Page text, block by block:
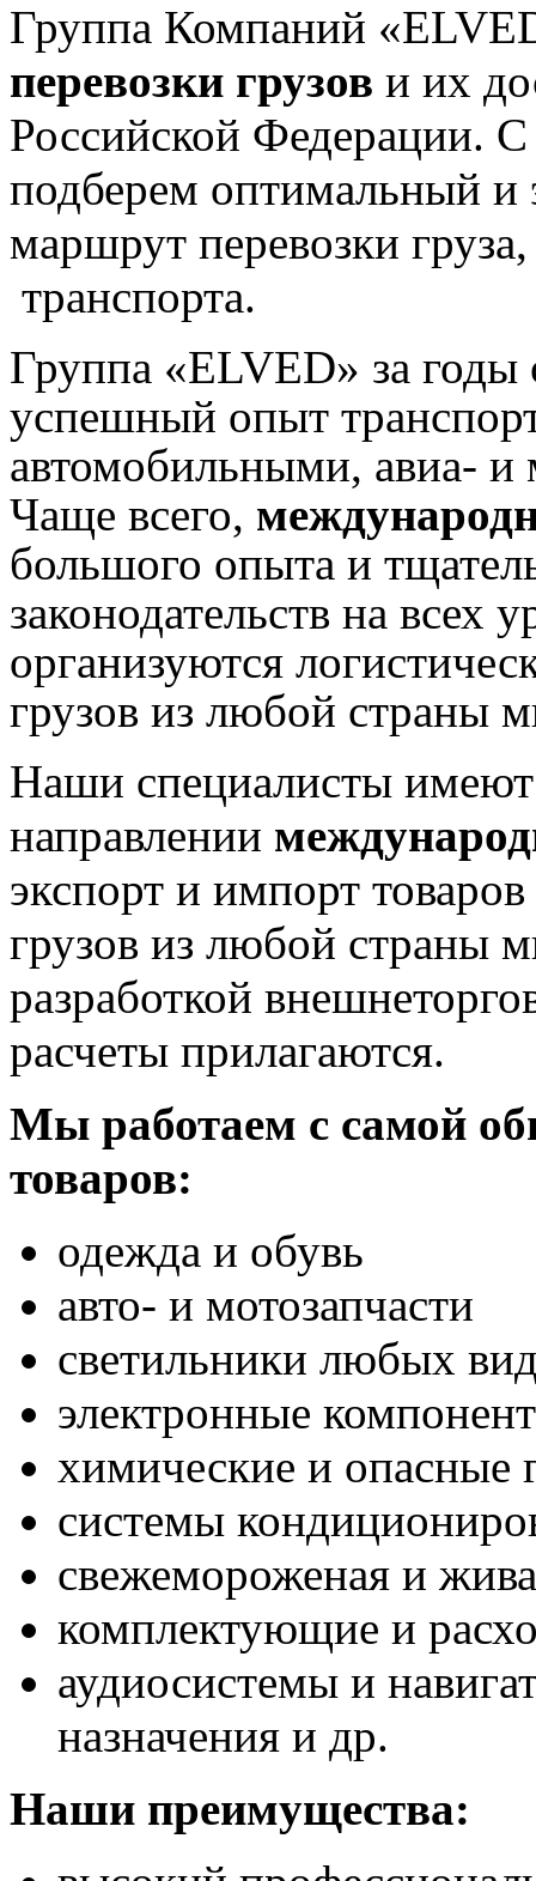
Группа Компаний
перевозки грузов и их
Российской Федерации. С
подберем оптимальный и
маршрут перевозки
транспорта.
Группа «ELVED» за годы
успешный опыт
автомобильными, авиа- и
Чаще всего,
большого опыта и
законодательств на всех
организуются
грузов из любой страны
Наши специалисты
направлении
экспорт и импорт
грузов из любой страны
разработкой
расчеты прилагаются.
Мы работаем с самой
товаров:
одежда и обувь
авто- и мотозапчасти
светильники любых
электронные
химические и опасные
системы
свежемороженая и
комплектующие и
аудиосистемы и
назначения и др.
Наши преимущества: